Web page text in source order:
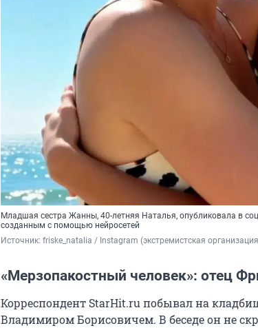
Младшая сестра Жанны, 40-летняя Наталья, опубликовала в
созданным с помощью нейросетей
Источник: friske_natalia / Instagram (экстремистская
«Мерзопакостный человек»: отец
Корреспондент StarHit.ru побывал на
Владимиром Борисовичем. В беседе он не